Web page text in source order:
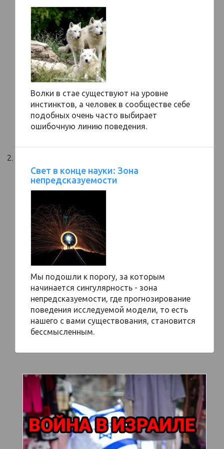
Волки в стае существуют на уровне
инстинктов, а человек в сообществе себе
подобных очень часто выбирает
ошибочную линию поведения.
Свет в конце науки: Зона
непредсказуемости
Мы подошли к порогу, за которым
начинается сингулярность - зона
непредсказуемости, где прогнозирование
поведения исследуемой модели, то есть
нашего с вами существования, становится
бессмысленным.